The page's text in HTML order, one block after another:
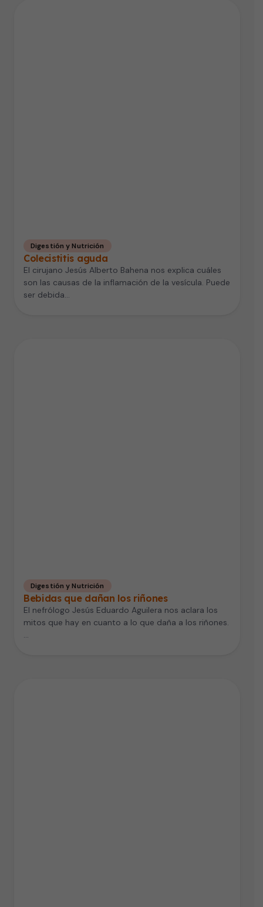
Digestión y Nutrición
Colecistitis aguda
El cirujano Jesús Alberto Bahena nos explica cuáles
son las causas de la inflamación de la vesícula. Puede
ser debida…
Digestión y Nutrición
Bebidas que dañan los riñones
El nefrólogo Jesús Eduardo Aguilera nos aclara los
mitos que hay en cuanto a lo que daña a los riñones.